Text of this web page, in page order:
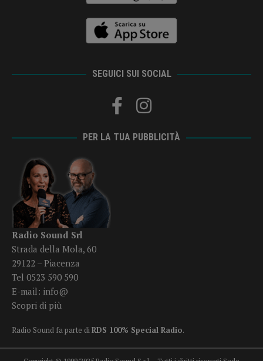
SEGUICI SUI SOCIAL
PER LA TUA PUBBLICITÀ
Radio Sound Srl
Strada della Mola, 60
29122 – Piacenza
Tel 0523 590 590
E-mail: info@
Scopri di più
Radio Sound fa parte di RDS 100% Special Radio.